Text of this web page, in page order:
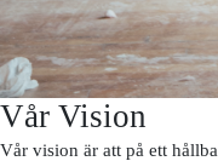
Vår Vision
Vår vision är att på ett